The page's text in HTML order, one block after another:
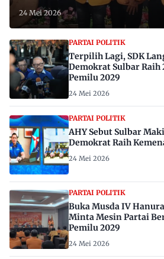
24 Mei 2026
PARTAI POLITIK
Terpilih Lagi, SDK
Demokrat Sulbar Raih
Pemilu 2029
24 Mei 2026
PARTAI POLITIK
AHY Sebut Sulbar
Demokrat Raih
24 Mei 2026
PARTAI POLITIK
Buka Musda IV
Minta Mesin Partai
Pemilu 2029
24 Mei 2026